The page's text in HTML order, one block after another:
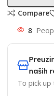
Compare
8
naših
To pick